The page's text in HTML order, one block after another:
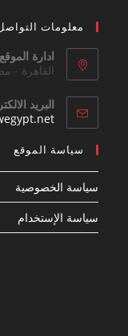
معلومات
ادارة
القاهرة -
البريد
سياسة الموقع
سياسة الخصوصية
سياسة الإستخدام